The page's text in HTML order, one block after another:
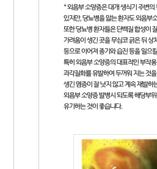
* 외음부 소양증은 대개 생식기 주변의
있지만, 당뇨병을 앓는 환자도 외음부
또한 당뇨병 환자들은 단백질 합성이
가려움이 생긴 곳을 무심코 긁은 뒤 상
등으로 이어져 종기와 습진 등을 일으
특히 외음부 소양증의 대표적인 부작
과각질화를 유발하여 두꺼워 지는 것
생긴 염증이 잘 낫지 않고 계속 재발하
외음부 소양증 발병시 되도록 해당부
유기하는 것이 좋습니다.